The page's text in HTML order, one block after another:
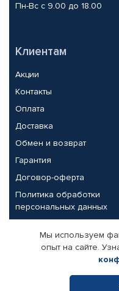
Пн-Вс с 9.00 до 18.00
Клиентам
Акции
Контакты
Оплата
Доставка
Обмен и возврат
Гарантия
Договор-оферта
Политика обработки
персональных данных
Партнерам
Корпоративным
Поставщикам
Мы используем
опыт на сайте.